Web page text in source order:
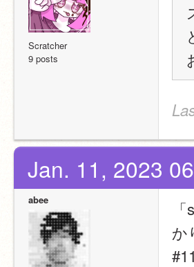
Scratcher
9 posts
Jan. 11, 2023
abee
か